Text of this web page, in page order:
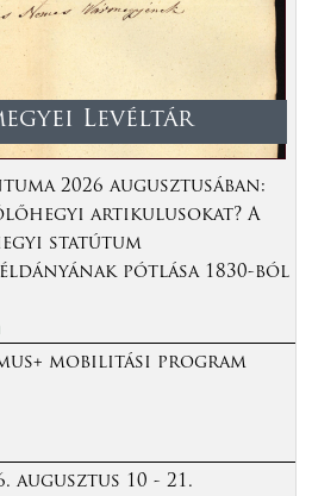
Levéltár
2026 augusztusában:
artikulusokat? A
statútum
pótlása 1830-ból
mobilitási program
augusztus 10 - 21.